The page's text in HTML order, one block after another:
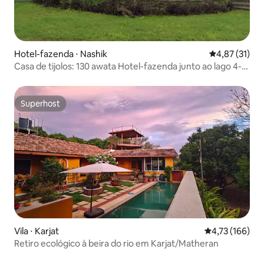
Hotel-fazenda ⋅ Nashik 4,87 de uma
4,87 (31)
Casa de tijolos: 130 awata Hotel-fazenda junto ao lago 4-6
Superhost
Superhost
Vila ⋅ Karjat 4,73 de uma
4,73 (166)
Retiro ecológico à beira do rio em Karjat/Matheran